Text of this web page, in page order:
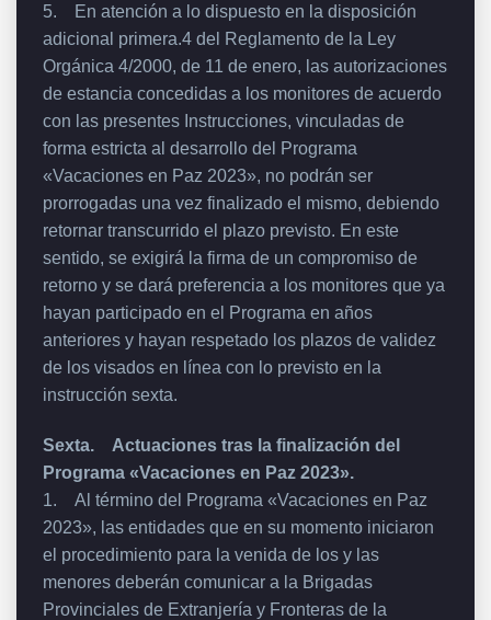
5. En atención a lo dispuesto en la disposición
adicional primera.4 del Reglamento de la Ley
Orgánica 4/2000, de 11 de enero, las autorizaciones
de estancia concedidas a los monitores de acuerdo
con las presentes Instrucciones, vinculadas de
forma estricta al desarrollo del Programa
«Vacaciones en Paz 2023», no podrán ser
prorrogadas una vez finalizado el mismo, debiendo
retornar transcurrido el plazo previsto. En este
sentido, se exigirá la firma de un compromiso de
retorno y se dará preferencia a los monitores que ya
hayan participado en el Programa en años
anteriores y hayan respetado los plazos de validez
de los visados en línea con lo previsto en la
instrucción sexta.
Sexta. Actuaciones tras la finalización del
Programa «Vacaciones en Paz 2023».
1. Al término del Programa «Vacaciones en Paz
2023», las entidades que en su momento iniciaron
el procedimiento para la venida de los y las
menores deberán comunicar a la Brigadas
Provinciales de Extranjería y Fronteras de la